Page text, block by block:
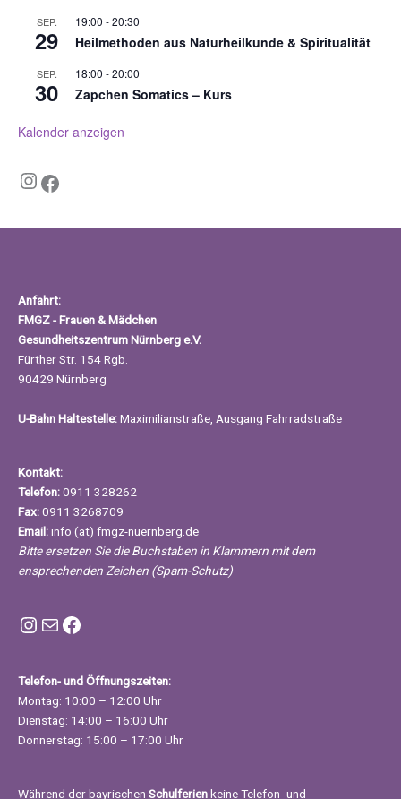
SEP.
29
19:00 -20:30
Heilmethoden aus Naturheilkunde & Spiritualität
SEP.
30
18:00 -20:00
Zapchen Somatics – Kurs
Kalender anzeigen
InstagramFacebook
Anfahrt:
FMGZ - Frauen & Mädchen
Gesundheitszentrum Nürnberg e.V.
Fürther Str. 154 Rgb.
90429 Nürnberg
U-Bahn Haltestelle:Maximilianstraße, Ausgang Fahrradstraße
Kontakt:
Telefon:0911 328262
Fax:0911 3268709
Email:info (at) fmgz-nuernberg.de
Bitte ersetzen Sie die Buchstaben in Klammern mit dem
ensprechenden Zeichen (Spam-Schutz)
Instagram FMGZ Nürnberg
E-MailFacebook
Telefon- und Öffnungszeiten:
Montag: 10:00 – 12:00 Uhr
Dienstag: 14:00 – 16:00 Uhr
Donnerstag: 15:00 – 17:00 Uhr
Während der bayrischen Schulferienkeine Telefon- und